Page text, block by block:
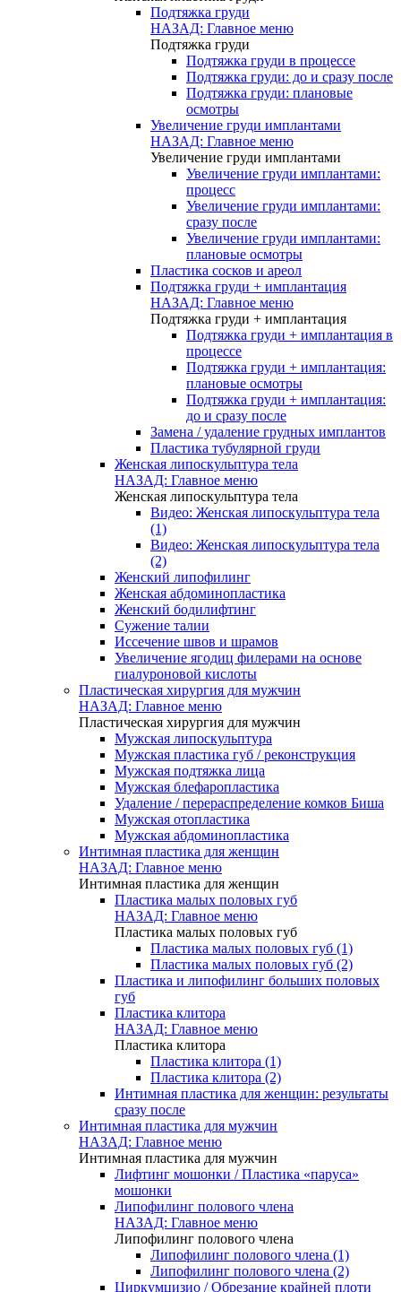
Подтяжка груди
НАЗАД: Главное меню
Подтяжка груди
Подтяжка груди в процессе
Подтяжка груди: до и сразу после
Подтяжка груди: плановые
осмотры
Увеличение груди имплантами
НАЗАД: Главное меню
Увеличение груди имплантами
Увеличение груди имплантами:
процесс
Увеличение груди имплантами:
сразу после
Увеличение груди имплантами:
плановые осмотры
Пластика сосков и ареол
Подтяжка груди + имплантация
НАЗАД: Главное меню
Подтяжка груди + имплантация
Подтяжка груди + имплантация в
процессе
Подтяжка груди + имплантация:
плановые осмотры
Подтяжка груди + имплантация:
до и сразу после
Замена / удаление грудных имплантов
Пластика тубулярной груди
Женская липоскульптура тела
НАЗАД: Главное меню
Женская липоскульптура тела
Видео: Женская липоскульптура тела
(1)
Видео: Женская липоскульптура тела
(2)
Женский липофилинг
Женская абдоминопластика
Женский бодилифтинг
Сужение талии
Иссечение швов и шрамов
Увеличение ягодиц филерами на основе
гиалуроновой кислоты
Пластическая хирургия для мужчин
НАЗАД: Главное меню
Пластическая хирургия для мужчин
Мужская липоскульптура
Мужская пластика губ / реконструкция
Мужская подтяжка лица
Мужская блефаропластика
Удаление / перераспределение комков Биша
Мужская отопластика
Мужская абдоминопластика
Интимная пластика для женщин
НАЗАД: Главное меню
Интимная пластика для женщин
Пластика малых половых губ
НАЗАД: Главное меню
Пластика малых половых губ
Пластика малых половых губ (1)
Пластика малых половых губ (2)
Пластика и липофилинг больших половых
губ
Пластика клитора
НАЗАД: Главное меню
Пластика клитора
Пластика клитора (1)
Пластика клитора (2)
Интимная пластика для женщин: результаты
сразу после
Интимная пластика для мужчин
НАЗАД: Главное меню
Интимная пластика для мужчин
Лифтинг мошонки / Пластика «паруса»
мошонки
Липофилинг полового члена
НАЗАД: Главное меню
Липофилинг полового члена
Липофилинг полового члена (1)
Липофилинг полового члена (2)
Циркумцизио / Обрезание крайней плоти